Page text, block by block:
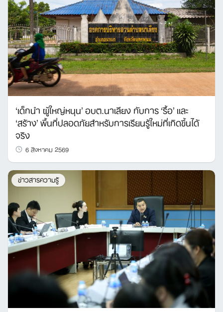
‘เด็กนำ ผู้ใหญ่หนุน’ อบต.นาเลียง กับการ ‘รื้อ’ และ
‘สร้าง’ พื้นที่ปลอดภัยสำหรับการเรียนรู้ใหม่ที่เกิดขึ้นได้
จริง
6 สิงหาคม 2569
ข่าวสารความรู้